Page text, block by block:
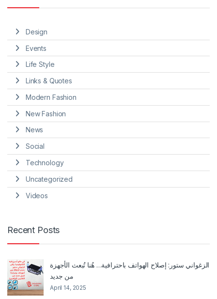
Design
Events
Life Style
Links & Quotes
Modern Fashion
New Fashion
News
Social
Technology
Uncategorized
Videos
Recent Posts
الزغواني ستور: إصلاح الهواتف باحترافية… هُنا تُبعث الأجهزة
من جديد
April 14, 2025